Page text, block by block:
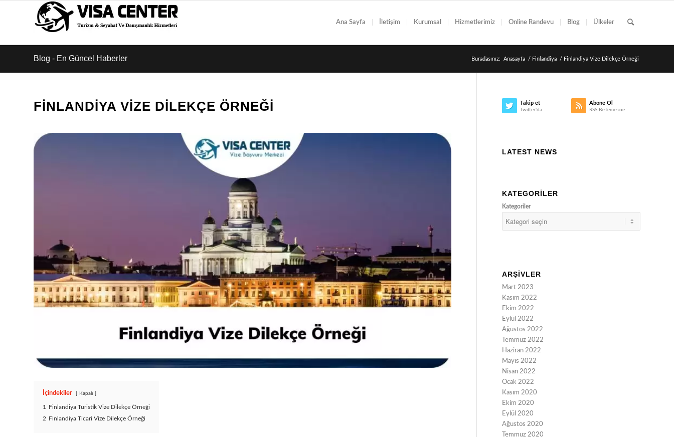
Ana Sayfa İletişim Kurumsal Hizmetlerimiz Online Randevu Blog Ülkeler
Blog - En Güncel Haberler Buradasınız: Anasayfa / Finlandiya / Finlandiya Vize Dilekçe Örneği
FINLANDIYA VIZE DILEKÇE ÖRNEĞI
İçindekiler Kapalı
1 Finlandiya Turistik Vize Dilekçe Örneği
2 Finlandiya Ticari Vize Dilekçe Örneği
Takip et
Twitter'da
Abone Ol
RSS Beslemesine
LATEST NEWS
KATEGORILER
Kategoriler
ARŞIVLER
Mart 2023
Kasım 2022
Ekim 2022
Eylül 2022
Ağustos 2022
Temmuz 2022
Haziran 2022
Mayıs 2022
Nisan 2022
Ocak 2022
Kasım 2020
Ekim 2020
Eylül 2020
Ağustos 2020
Temmuz 2020